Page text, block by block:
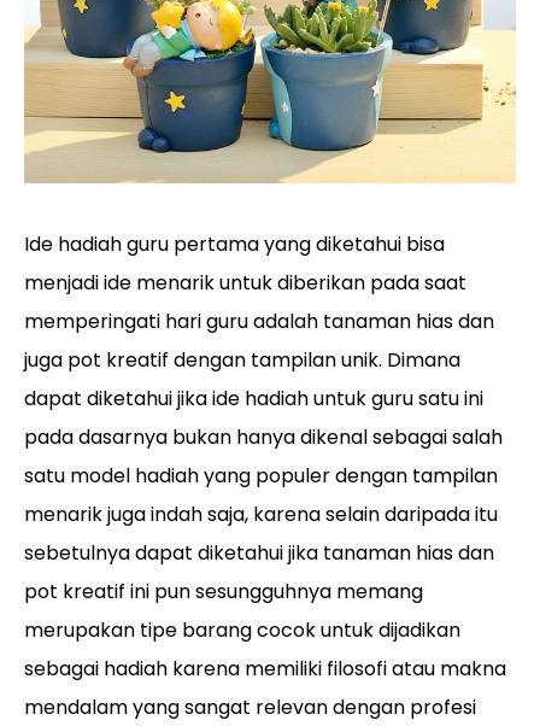
Ide hadiah guru pertama yang diketahui bisa
menjadi ide menarik untuk diberikan pada saat
memperingati hari guru adalah tanaman hias dan
juga pot kreatif dengan tampilan unik. Dimana
dapat diketahui jika ide hadiah untuk guru satu ini
pada dasarnya bukan hanya dikenal sebagai salah
satu model hadiah yang populer dengan tampilan
menarik juga indah saja, karena selain daripada itu
sebetulnya dapat diketahui jika tanaman hias dan
pot kreatif ini pun sesungguhnya memang
merupakan tipe barang cocok untuk dijadikan
sebagai hadiah karena memiliki filosofi atau makna
mendalam yang sangat relevan dengan profesi